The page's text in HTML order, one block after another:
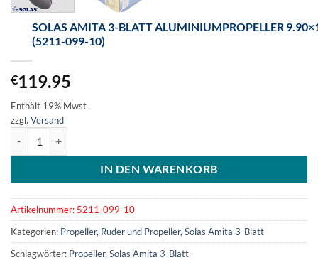
SOLAS AMITA 3-BLATT ALUMINIUMPROPELLER
(5211-099-10)
€119.95
Enthält 19% Mwst
zzgl. Versand
IN DEN WARENKORB
Artikelnummer: 5211-099-10
Kategorien: Propeller, Ruder und Propeller, Solas Amita 3-Blatt
Schlagwörter: Propeller, Solas Amita 3-Blatt